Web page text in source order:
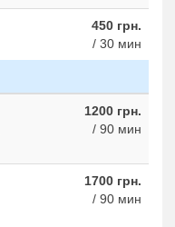
450 грн.
/ 30 мин
1200 грн.
/ 90 мин
1700 грн.
/ 90 мин